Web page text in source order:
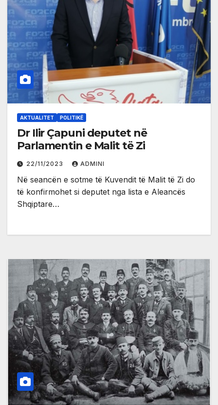
AKTUALITET POLITIKË
Dr Ilir Çapuni deputet në
Parlamentin e Malit të Zi
22/11/2023 ADMINI
Në seancën e sotme të Kuvendit të Malit të Zi do
të konfirmohet si deputet nga lista e Aleancës
Shqiptare…